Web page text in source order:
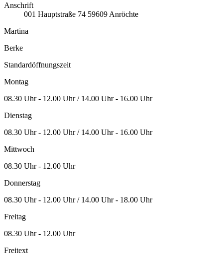
Anschrift
001 Hauptstraße 74 59609 Anröchte
Martina
Berke
Standardöffnungszeit
Montag
08.30 Uhr - 12.00 Uhr / 14.00 Uhr - 16.00 Uhr
Dienstag
08.30 Uhr - 12.00 Uhr / 14.00 Uhr - 16.00 Uhr
Mittwoch
08.30 Uhr - 12.00 Uhr
Donnerstag
08.30 Uhr - 12.00 Uhr / 14.00 Uhr - 18.00 Uhr
Freitag
08.30 Uhr - 12.00 Uhr
Freitext